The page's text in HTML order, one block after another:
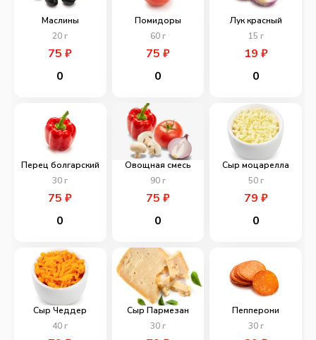
Маслины
20 г
75₽
0
Помидоры
60г
75 ₽
0
Лук красный
15 г
19 ₽
0
Перец болгарский
30 г
75₽
0
Овощная смесь
90г
75 ₽
0
Сыр моцарелла
50г
79 ₽
0
Сыр Чеддер
40 г
Сыр Пармезан
30г
Пепперони
30г